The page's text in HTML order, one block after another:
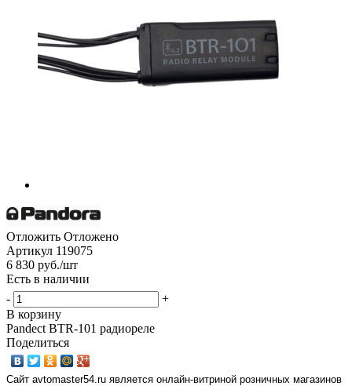
Отложить Отложено
Артикул 119075
6 830 руб./шт
Есть в наличии
-
+
В корзину
Pandect BTR-101 радиореле
Поделиться
Сайт avtomaster54.ru является онлайн-витриной розничных магазинов